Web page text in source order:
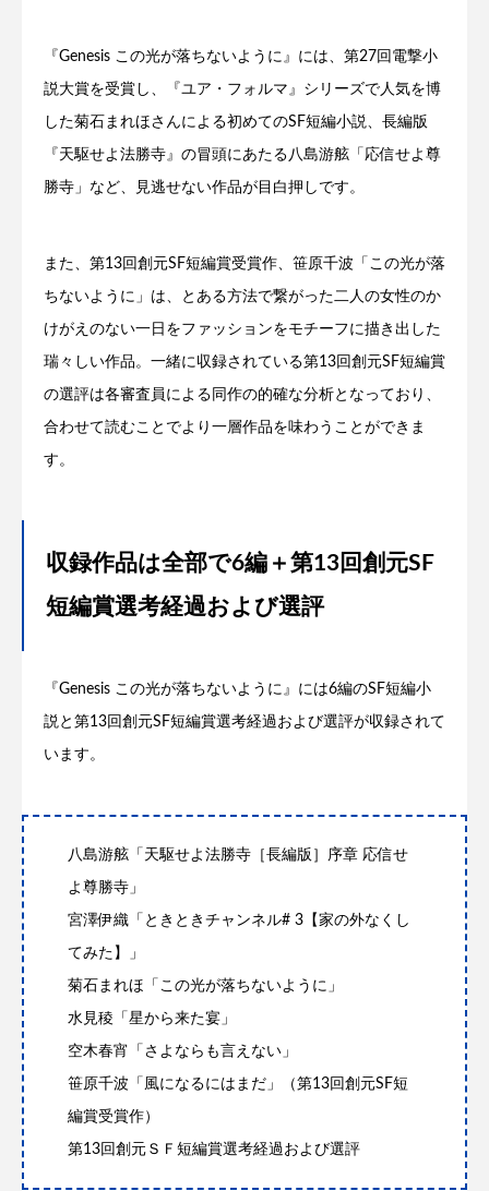
『Genesis この光が落ちないように』には、第27回電撃小
説大賞を受賞し、『ユア・フォルマ』シリーズで人気を博
した菊石まれほさんによる初めてのSF短編小説、長編版
『天駆せよ法勝寺』の冒頭にあたる八島游舷「応信せよ尊
勝寺」など、見逃せない作品が目白押しです。
また、第13回創元SF短編賞受賞作、笹原千波「この光が落
ちないように」は、とある方法で繋がった二人の女性のか
けがえのない一日をファッションをモチーフに描き出した
瑞々しい作品。一緒に収録されている第13回創元SF短編賞
の選評は各審査員による同作の的確な分析となっており、
合わせて読むことでより一層作品を味わうことができま
す。
収録作品は全部で6編＋第13回創元SF
短編賞選考経過および選評
『Genesis この光が落ちないように』には6編のSF短編小
説と第13回創元SF短編賞選考経過および選評が収録されて
います。
八島游舷「天駆せよ法勝寺［長編版］序章 応信せ
よ尊勝寺」
宮澤伊織「ときときチャンネル# 3【家の外なくし
てみた】」
菊石まれほ「この光が落ちないように」
水見稜「星から来た宴」
空木春宵「さよならも言えない」
笹原千波「風になるにはまだ」（第13回創元SF短
編賞受賞作）
第13回創元ＳＦ短編賞選考経過および選評